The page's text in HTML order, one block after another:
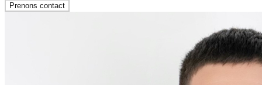
Prenons contact